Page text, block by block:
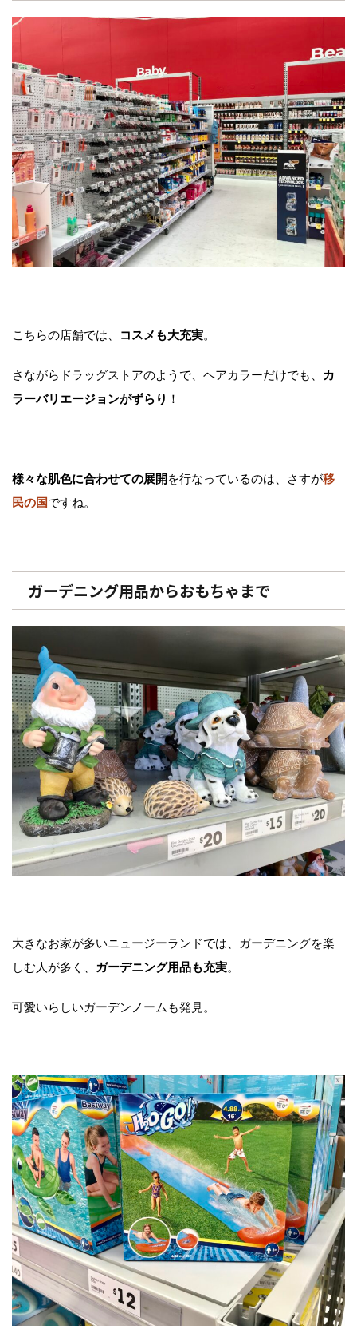
こちらの店舗では、 コスメも大充実。
さながらドラッグストアのようで、ヘアカラーだけでも、
カ
ラーバリエージョンがずらり ！
様々な肌色に合わせての展開を行なっているのは、さすが移
民の国ですね。
ガーデニング用品からおもちゃまで
大きなお家が多いニュージーランドでは、ガーデニングを楽
しむ人が多く、 ガーデニング用品も充実。
可愛いらしいガーデンノームも発見。